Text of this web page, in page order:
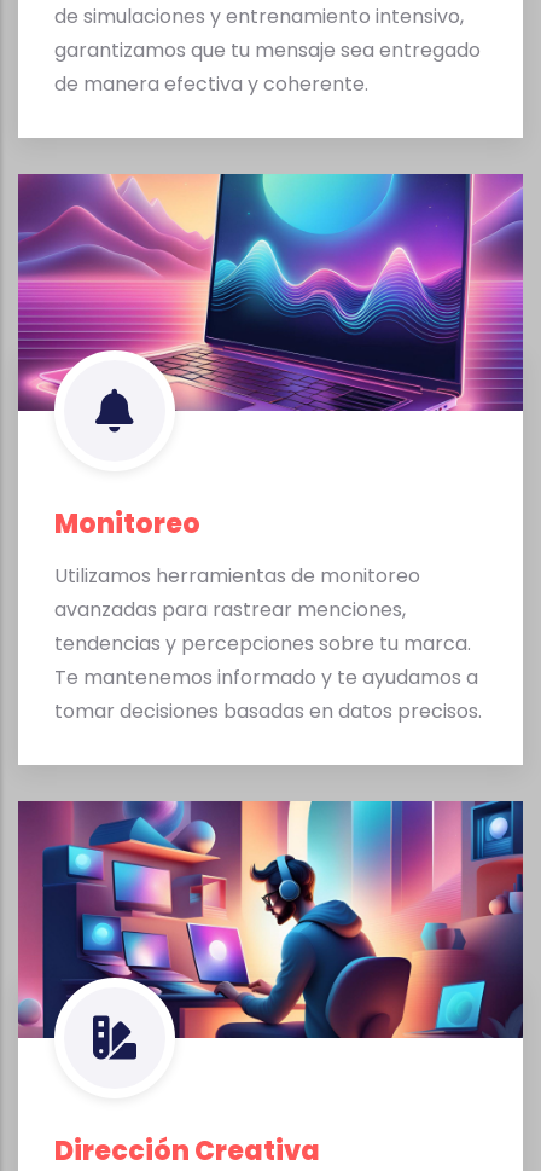
de simulaciones y entrenamiento intensivo,
garantizamos que tu mensaje sea entregado
de manera efectiva y coherente.
Monitoreo
Utilizamos herramientas de monitoreo
avanzadas para rastrear menciones,
tendencias y percepciones sobre tu marca.
Te mantenemos informado y te ayudamos a
tomar decisiones basadas en datos precisos.
Dirección Creativa